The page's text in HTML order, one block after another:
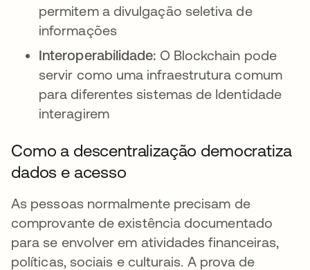
permitem a divulgação seletiva de
informações
Interoperabilidade: O Blockchain pode
servir como uma infraestrutura comum
para diferentes sistemas de Identidade
interagirem
Como a descentralização democratiza
dados e acesso
As pessoas normalmente precisam de
comprovante de existência documentado
para se envolver em atividades financeiras,
políticas, sociais e culturais. A prova de